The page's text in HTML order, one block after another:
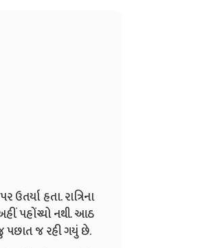
હતા. રાત્રિના
પહોંચ્યો નથી. આઠ
પછાત જ રહી ગયું છે.